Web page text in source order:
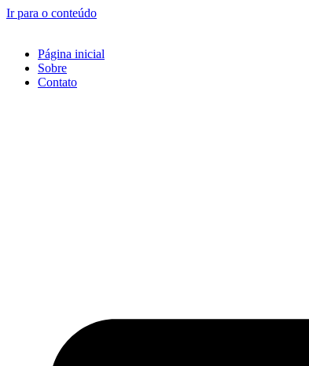
Ir para o conteúdo
Página inicial
Sobre
Contato